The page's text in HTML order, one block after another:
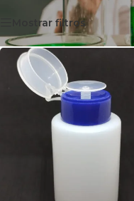
Mostrar filtros